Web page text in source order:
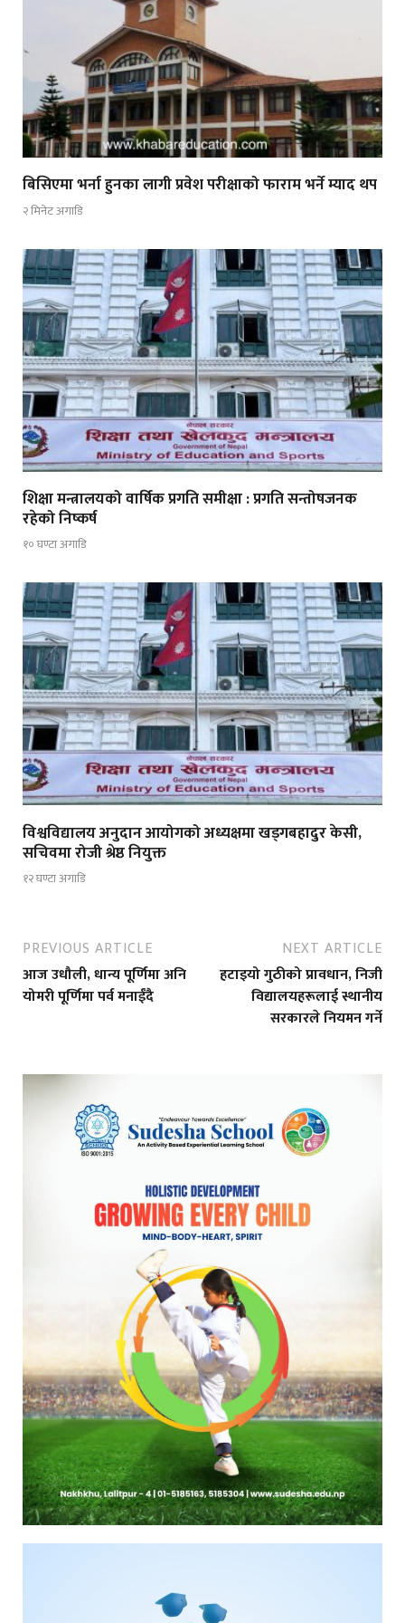
बिसिएमा भर्ना हुनका लागी प्रवेश परीक्षाको फाराम भर्ने म्याद थप
२ मिनेट अगाडि
शिक्षा मन्त्रालयको वार्षिक प्रगति समीक्षा : प्रगति सन्तोषजनक
रहेको निष्कर्ष
१० घण्टा अगाडि
विश्वविद्यालय अनुदान आयोगको अध्यक्षमा खड्गबहादुर केसी,
सचिवमा रोजी श्रेष्ठ नियुक्त
१२ घण्टा अगाडि
PREVIOUS ARTICLE
आज उधौली, धान्य पूर्णिमा अनि
योमरी पूर्णिमा पर्व मनाईंदै
NEXT ARTICLE
हटाइयो गुठीको प्रावधान, निजी
विद्यालयहरूलाई स्थानीय
सरकारले नियमन गर्ने